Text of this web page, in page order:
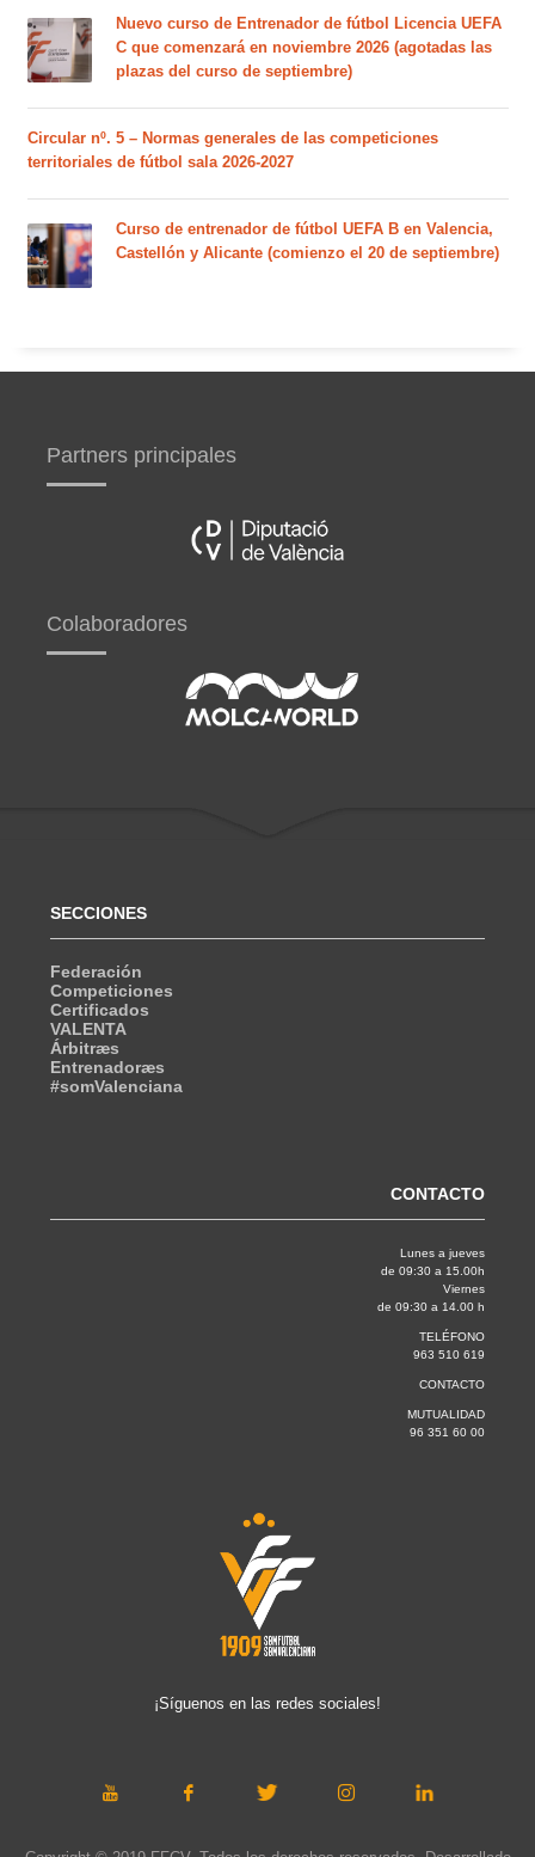
Nuevo curso de Entrenador de fútbol Licencia UEFA
C que comenzará en noviembre 2026 (agotadas las
plazas del curso de septiembre)
Circular nº. 5 – Normas generales de las competiciones
territoriales de fútbol sala 2026-2027
Curso de entrenador de fútbol UEFA B en Valencia,
Castellón y Alicante (comienzo el 20 de septiembre)
Partners principales
Colaboradores
SECCIONES
Federación
Competiciones
Certificados
VALENTA
Árbitræs
Entrenadoræs
#somValenciana
CONTACTO
Lunes a jueves
de 09:30 a 15.00h
Viernes
de 09:30 a 14.00 h
TELÉFONO
963 510 619
CONTACTO
MUTUALIDAD
96 351 60 00
¡Síguenos en las redes sociales!